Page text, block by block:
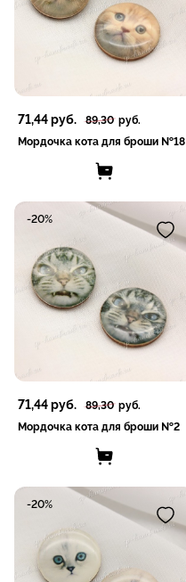
71,44руб. 89,30 руб.
Мордочка кота для броши №18
71,44руб. 89,30 руб.
Мордочка кота для броши №2
-20%
-20%